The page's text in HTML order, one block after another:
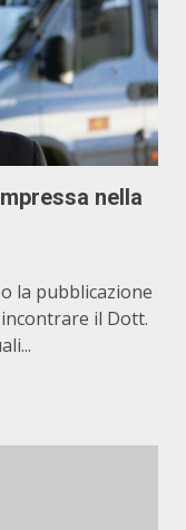
nella
la pubblicazione
incontrare il Dott.